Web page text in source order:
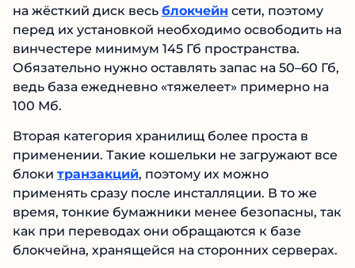
на жёсткий диск весь блокчейн сети, поэтому
перед их установкой необходимо освободить на
винчестере минимум 145 Гб пространства.
Обязательно нужно оставлять запас на 50–60 Гб,
ведь база ежедневно «тяжелеет» примерно на
100 Мб.
Вторая категория хранилищ более проста в
применении. Такие кошельки не загружают все
блоки транзакций, поэтому их можно
применять сразу после инсталляции. В то же
время, тонкие бумажники менее безопасны, так
как при переводах они обращаются к базе
блокчейна, хранящейся на сторонних серверах.